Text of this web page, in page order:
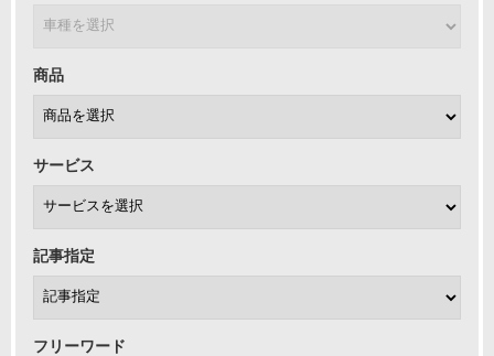
商品
サービス
記事指定
フリーワード